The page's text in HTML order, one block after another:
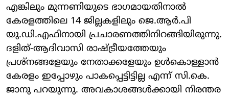
എങ്കിലും മുന്നണിയുടെ ഭാഗമായതിനാൽ
കേരളത്തിലെ 14 ജില്ലകളിലും ജെ.ആർ.പി
യു.ഡി.എഫിനായി പ്രചാരണത്തിനിറങ്ങിയിരുന്നു.
ദളിത്-ആദിവാസി രാഷ്ട്രീയത്തേയും
പ്രശ്നങ്ങളേയും നേതാക്കളേയും ഉൾകൊള്ളാൻ
കേരളം ഇപ്പോഴും പാകപ്പെട്ടിട്ടില്ല എന്ന് സി.കെ.
ജാനു പറയുന്നു. അവകാശങ്ങൾക്കായി നിരന്തര